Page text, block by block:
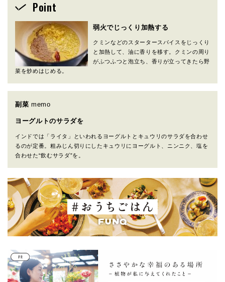
Point
弱火でじっくり加熱する
クミンなどのスタータースパイスをじっくり
と加熱して、油に香りを移す。クミンの周り
がふつふつと泡立ち、香りが立ってきたら野
菜を炒めはじめる。
副菜 memo
ヨーグルトのサラダを
インドでは「ライタ」といわれるヨーグルトとキュウリのサラダを合わせ
るのが定番。粗みじん切りにしたキュウリにヨーグルト、ニンニク、塩を
合わせた“飲むサラダ”を。